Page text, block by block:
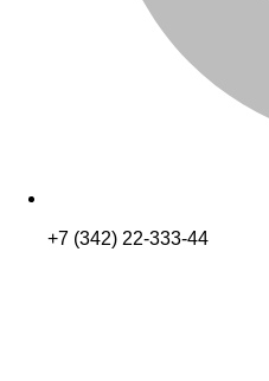
+7 (342) 22-333-44